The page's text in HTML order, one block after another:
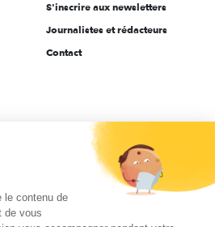
S'inscrire aux newsletters
Journalistes et rédacteurs
Contact
le contenu de
de vous